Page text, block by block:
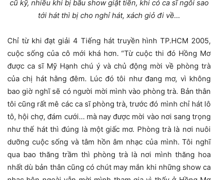
cũ kỹ, nhiều khi bị bầu show giật tiền, khi có ca sĩ ngôi sao
tới hát thì bị cho nghỉ hát, xách giỏ đi về…
Chỉ từ khi đạt giải 4 Tiếng hát truyền hình TP.HCM 2005,
cuộc sống của cô mới khá hơn. “Từ cuộc thi đó Hồng Mơ
được ca sĩ Mỹ Hạnh chú ý và chủ động mời về phòng trà
của chị hát hằng đêm. Lúc đó tôi như đang mơ, vì không
bao giờ nghĩ sẽ có người mời mình vào phòng trà. Bản thân
tôi cũng rất mê các ca sĩ phòng trà, trước đó mình chỉ hát lô
tô, hội chợ, đám cưới… mà nay được mời vào nơi sang trọng
như thế hát thì đúng là một giấc mơ. Phòng trà là nơi nuôi
dưỡng cuộc sống và tâm hồn âm nhạc của mình. Tôi nghĩ
qua bao thăng trầm thì phòng trà là nơi mình thăng hoa
nhất dù bản thân cũng có chút may mắn khi những show ca